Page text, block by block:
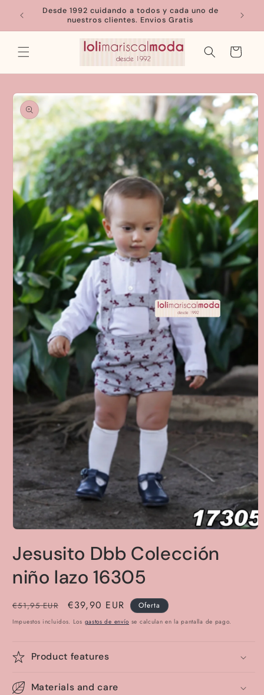
directamenteDesde 1992 cuidando a todos y cada uno de
nuestros clientes. Envios Gratis
Carrito
directamente
a la
información
del producto
multimedia
1
una
ventana
Jesusito Dbb Colección
niño lazo 16305
Precio
habitual
€51,95 EUR
Precio
de
€39,90 EUR Oferta
Impuestos incluidos. Los gastos de envío se calculan en la pantalla de pago.
Product features
Materials and care